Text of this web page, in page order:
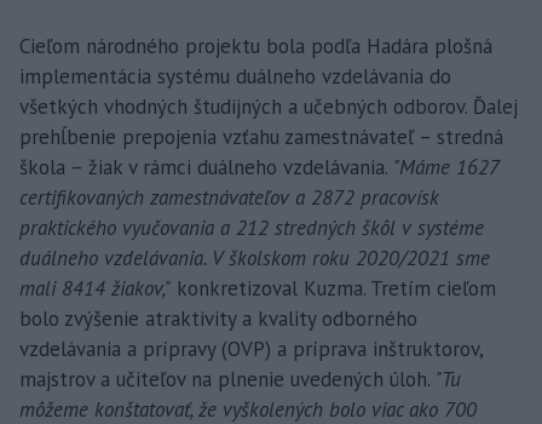
Cieľom národného projektu bola podľa Hadára plošná
implementácia systému duálneho vzdelávania do
všetkých vhodných študijných a učebných odborov. Ďalej
prehĺbenie prepojenia vzťahu zamestnávateľ – stredná
škola – žiak v rámci duálneho vzdelávania. "Máme 1627
certifikovaných zamestnávateľov a 2872 pracovísk
praktického vyučovania a 212 stredných škôl v systéme
duálneho vzdelávania. V školskom roku 2020/2021 sme
mali 8414 žiakov," konkretizoval Kuzma. Tretím cieľom
bolo zvýšenie atraktivity a kvality odborného
vzdelávania a prípravy (OVP) a príprava inštruktorov,
majstrov a učiteľov na plnenie uvedených úloh. "Tu
môžeme konštatovať, že vyškolených bolo viac ako 700